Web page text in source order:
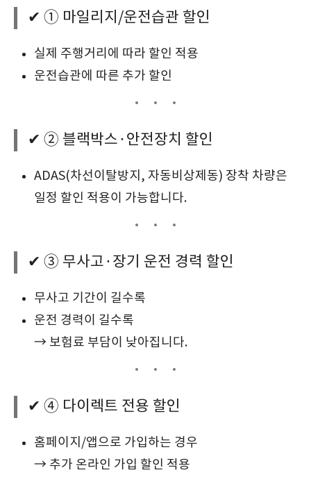
✔ ① 마일리지/운전습관 할인
실제 주행거리에 따라 할인 적용
운전습관에 따른 추가 할인
✔ ② 블랙박스·안전장치 할인
ADAS(차선이탈방지, 자동비상제동) 장착 차량은
일정 할인 적용이 가능합니다.
✔ ③ 무사고·장기 운전 경력 할인
무사고 기간이 길수록
운전 경력이 길수록
→ 보험료 부담이 낮아집니다.
✔ ④ 다이렉트 전용 할인
홈페이지/앱으로 가입하는 경우
→ 추가 온라인 가입 할인 적용